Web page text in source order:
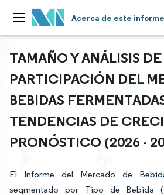
Acerca de este informe
TAMAÑO Y ANÁLISIS DE
PARTICIPACIÓN DEL
BEBIDAS
TENDENCIAS DE
PRONÓSTICO (2026 -
El Informe del Mercado de
segmentado por Tipo de Bebida